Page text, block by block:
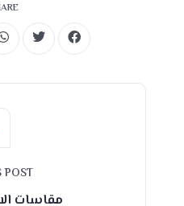
POST
مقاسات